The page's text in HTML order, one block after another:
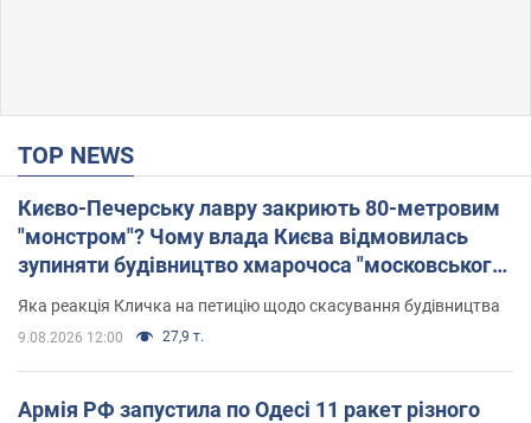
TOP NEWS
Києво-Печерську лавру закриють 80-метровим
"монстром"? Чому влада Києва відмовилась
зупиняти будівництво хмарочоса "московського
вірянина"
Яка реакція Кличка на петицію щодо скасування будівництва
9.08.2026 12:00 27,9 т.
Армія РФ запустила по Одесі 11 ракет різного